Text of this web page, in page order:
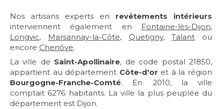
Nos artisans experts en revêtements intérieurs
interviennent également en Fontaine-lès-Dijon,
Longvic, Marsannay-la-Côte, Quetigny,Talant ou
encore Chenôve.
La ville de Saint-Apollinaire, de code postal 21850,
appartient au département Côte-d'or et à la région
Bourgogne-Franche-Comté. En 2010, la ville
comptait 6276 habitants. La ville la plus peuplée du
département est Dijon.